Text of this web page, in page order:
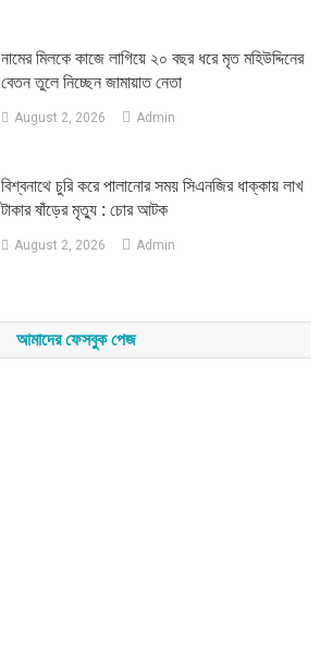
নামের মিলকে কাজে লাগিয়ে ২০ বছর ধরে মৃত মহিউদ্দিনের
বেতন তুলে নিচ্ছেন জামায়াত নেতা
August 2, 2026 Admin
‎বিশ্বনাথে চুরি করে পালানোর সময় সিএনজির ধাক্কায় লাখ
টাকার ষাঁড়ের মৃত্যু : চোর আটক
August 2, 2026 Admin
আমাদের ফেসবুক পেজ